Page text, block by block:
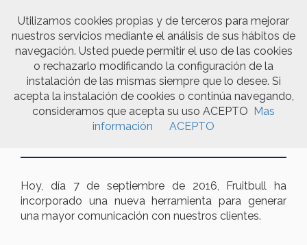
Fruitbull incorpora Feedburner
Hoy, día 7 de septiembre de 2016, Fruitbull ha
incorporado una nueva herramienta para generar
una mayor comunicación con nuestros clientes.
Utilizamos cookies propias y de terceros para mejorar
nuestros servicios mediante el análisis de sus hábitos de
navegación. Usted puede permitir el uso de las cookies
o rechazarlo modificando la configuración de la
instalación de las mismas siempre que lo desee. Si
acepta la instalación de cookies o continúa navegando,
consideramos que acepta su uso ACEPTO Mas
información
ACEPTO